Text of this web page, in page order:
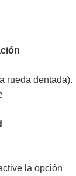
rueda dentada).
la opción